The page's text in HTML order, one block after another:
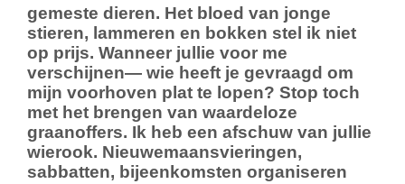
gemeste dieren. Het bloed van jonge
stieren, lammeren en bokken stel ik niet
op prijs. Wanneer jullie voor me
verschijnen— wie heeft je gevraagd om
mijn voorhoven plat te lopen? Stop toch
met het brengen van waardeloze
graanoffers. Ik heb een afschuw van jullie
wierook. Nieuwemaansvieringen,
sabbatten, bijeenkomsten organiseren